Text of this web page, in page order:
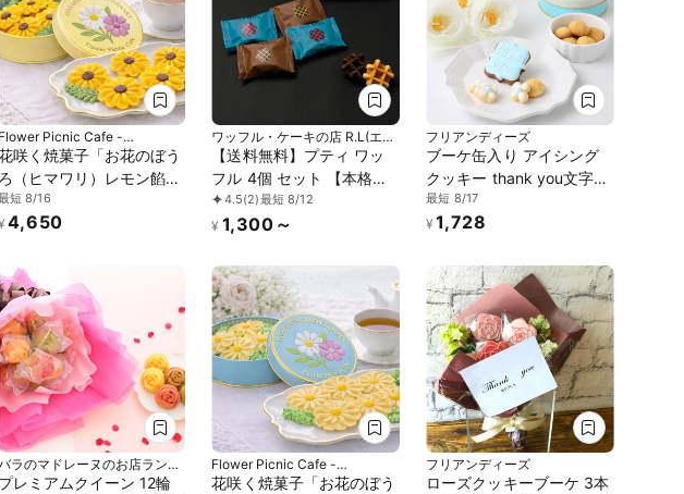
Flower Picnic Cafe -
咲く焼菓子「お花のぼう
ろ（ヒマワリ）レモン餡」
缶セット｜オリジナル紙
を3枚
短 8/16
4,650
ワッフル・ケーキの店 R.L(エー
ル・エル)
【送料無料】プティ ワッ
フル 4個 セット 【本格リ
エージュワッフル】
4.5(2)最短 8/12
¥ 1,300～
フリアンディーズ
ブーケ缶入り アイシング
クッキー thank you文字入
り
最短 8/17
¥ 1,728
ラのマドレーヌのお店ランジ
ェラ
プレミアムクイーン 12輪
Flower Picnic Cafe -
Hakodate-
花咲く焼菓子「お花のぼう
フリアンディーズ
ローズクッキーブーケ 3本